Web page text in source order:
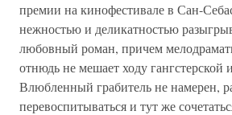
премии на кинофестивале в Сан-
нежностью и деликатностью
любовный роман, причем
отнюдь не мешает ходу гангстерской
Влюбленный грабитель не намерен,
перевоспитываться и тут же